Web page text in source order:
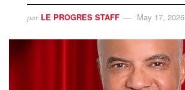
par LE PROGRES STAFF May 17, 2026